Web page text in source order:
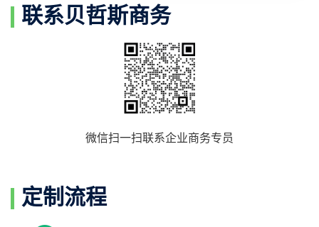
联系贝哲斯商务
微信扫一扫联系企业商务专员
定制流程